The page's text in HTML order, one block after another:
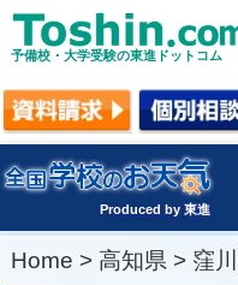
予備校・大学受験の東進ドットコム
Produced by 東進
Home > 高知県 > 窪